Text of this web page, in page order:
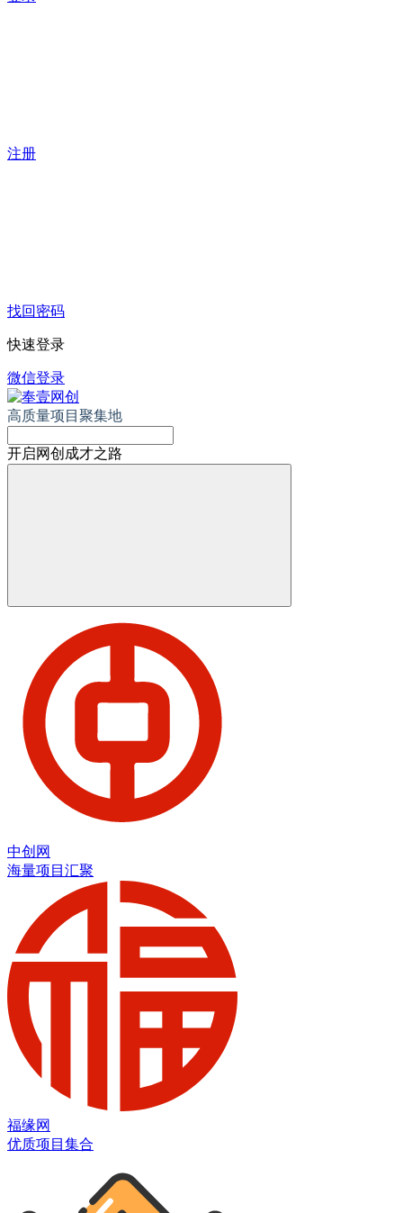
注册
找回密码
快速登录
微信登录
高质量项目聚集地
开启网创成才之路
中创网
海量项目汇聚
福缘网
优质项目集合